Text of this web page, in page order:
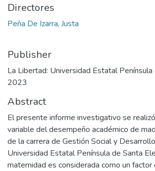
Directores
Peña De Izarra, Justa
Publisher
La Libertad: Universidad Estatal Península
2023
Abstract
El presente informe investigativo se
variable del desempeño académico de
de la carrera de Gestión Social y
Universidad Estatal Península de Santa
maternidad es considerada como un factor